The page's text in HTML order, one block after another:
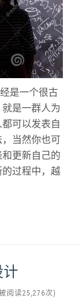
是一个很古
是一群人为
可以发表自
当然你也可
更新自己的
过程中，越
阅读25,276次)